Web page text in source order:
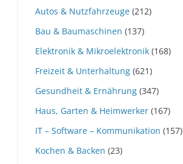
Autos & Nutzfahrzeuge (212)
Bau & Baumaschinen (137)
Elektronik & Mikroelektronik (168)
Freizeit & Unterhaltung (621)
Gesundheit & Ernährung (347)
Haus, Garten & Heimwerker (167)
IT – Software – Kommunikation (157)
Kochen & Backen (23)